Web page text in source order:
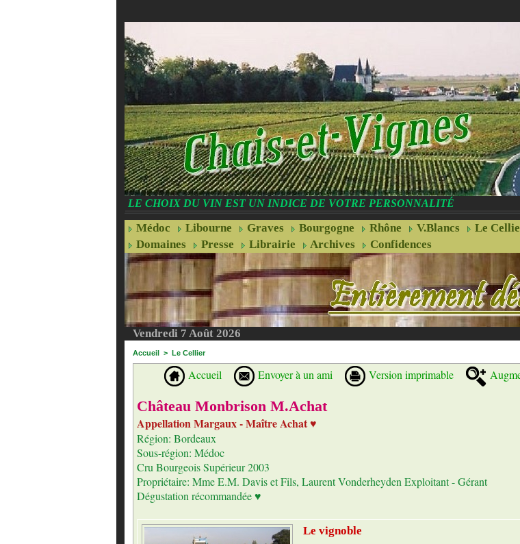
LE CHOIX DU VIN EST UN INDICE DE VOTRE PERSONNALITÉ
Médoc Libourne Graves Bourgogne Rhône V.Blancs Le
Domaines
Presse Librairie Archives Confidences
Vendredi 7 Août 2026
Accueil > Le Cellier
Accueil Envoyer à un ami Version imprimable
Château Monbrison M.Achat
Appellation Margaux - Maître Achat ♥
Région: Bordeaux
Sous-région: Médoc
Cru Bourgeois Supérieur 2003
Propriétaire: Mme E.M. Davis et Fils, Laurent Vonderheyden Exploitant - Gérant
Dégustation récommandée ♥
Le vignoble